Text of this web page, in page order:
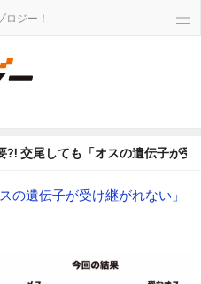
ジー！
⁈ 交尾しても「オスの遺伝子が受
の遺伝子が受け継がれない」